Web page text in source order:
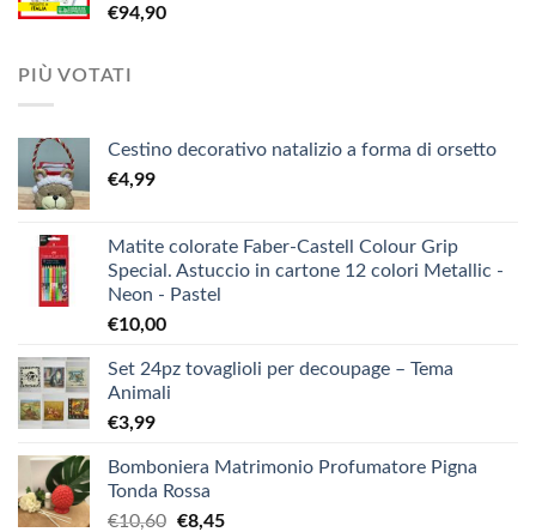
€3,90.
€94,90
PIÙ VOTATI
Cestino decorativo natalizio a forma di orsetto
€4,99
Matite colorate Faber-Castell Colour Grip
Special. Astuccio in cartone 12 colori Metallic -
Neon - Pastel
€10,00
Set 24pz tovaglioli per decoupage – Tema
Animali
€3,99
Bomboniera Matrimonio Profumatore Pigna
Tonda Rossa
€10,60 Il
€8,45Il